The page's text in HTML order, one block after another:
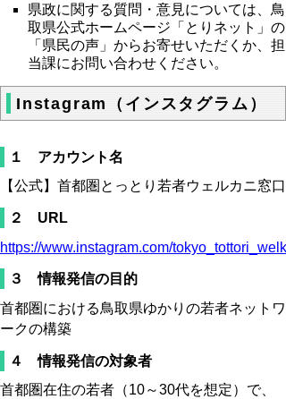
県政に関する質問・意見については、鳥
取県公式ホームページ「とりネット」の
「県民の声」からお寄せいただくか、担
当課にお問い合わせください。
Instagram（インスタグラム）
１ アカウント名
【公式】首都圏とっとり若者ウェルカニ窓口
２ URL
https://www.instagram.com/
３ 情報発信の目的
首都圏における鳥取県ゆかりの若者ネットワ
ークの構築
４ 情報発信の対象者
首都圏在住の若者（10～30代を想定）で、